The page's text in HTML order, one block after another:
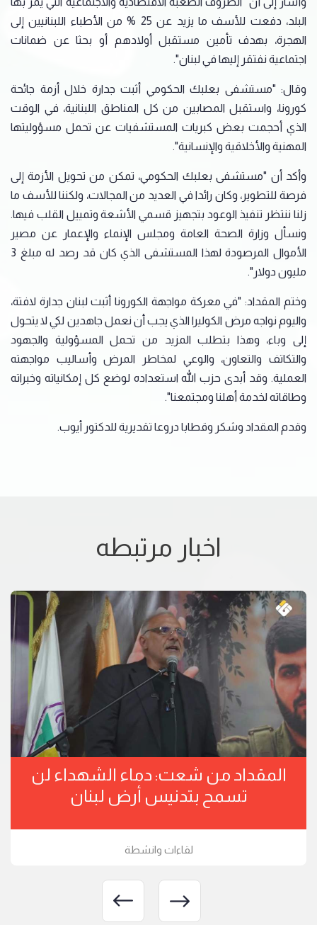
البلد، دفعت للأسف ما يزيد عن 25 % من الأطباء اللبنانيين إلى
الهجرة، بهدف تأمين مستقبل أولادهم أو بحثا عن ضمانات
اجتماعية نفتقر إليها في لبنان".
وقال: "مستشفى بعلبك الحكومي أثبت جدارة خلال أزمة جائحة
كورونا، واستقبل المصابين من كل المناطق اللبنانية، في الوقت
الذي أحجمت بعض كبريات المستشفيات عن تحمل مسؤوليتها
المهنية والأخلاقية والإنسانية".
وأكد أن "مستشفى بعلبك الحكومي، تمكن من تحويل الأزمة إلى
فرصة للتطوير، وكان رائدا في العديد من المجالات، ولكننا للأسف ما
زلنا ننتظر تنفيذ الوعود بتجهيز قسمي الأشعة وتمييل القلب فيها.
ونسأل وزارة الصحة العامة ومجلس الإنماء والإعمار عن مصير
الأموال المرصودة لهذا المستشفى الذي كان قد رصد له مبلغ 3
مليون دولار".
وختم المقداد: "في معركة مواجهة الكورونا أثبت لبنان جدارة لافتة،
واليوم نواجه مرض الكوليرا الذي يجب أن نعمل جاهدين لكي لا يتحول
إلى وباء، وهذا بتطلب المزيد من تحمل المسؤولية والجهود
والتكاتف والتعاون، والوعي لمخاطر المرض وأساليب مواجهته
العملية. وقد أبدى حزب الله استعداده لوضع كل إمكانياته وخبراته
وطاقاته لخدمة أهلنا ومجتمعنا".
وقدم المقداد وشكر وقطابا دروعا تقديرية للدكتور أيوب.
اخبار مرتبطه
المقداد من شعت: دماء الشهداء لن
تسمح بتدنيس أرض لبنان
لقاءات وانشطة